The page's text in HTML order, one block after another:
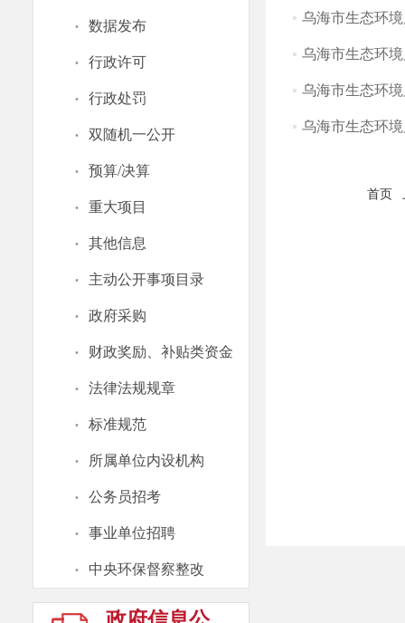
· 数据发布
· 行政许可
· 行政处罚
· 双随机一公开
· 预算/决算
· 重大项目
· 其他信息
· 主动公开事项目录
· 政府采购
· 财政奖励、补贴类资金
· 法律法规规章
· 标准规范
· 所属单位内设机构
· 公务员招考
· 事业单位招聘
· 中央环保督察整改
乌海市生态环
乌海市生态环
乌海市生态环
乌海市生态环
首页